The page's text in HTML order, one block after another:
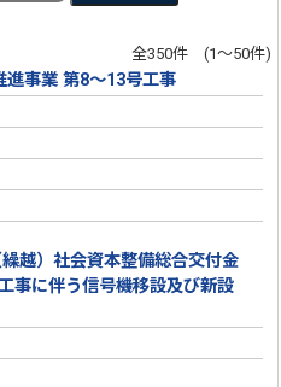
全350件 (1～50件)
進事業 第8～13号工事
越）社会資本整備総合交付金
事に伴う信号機移設及び新設